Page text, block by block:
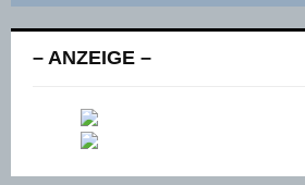
– ANZEIGE –